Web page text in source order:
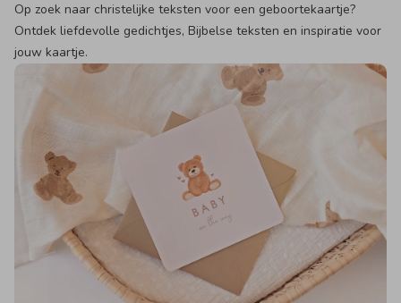
Op zoek naar christelijke teksten voor een geboortekaartje?
Ontdek liefdevolle gedichtjes, Bijbelse teksten en inspiratie voor
jouw kaartje.